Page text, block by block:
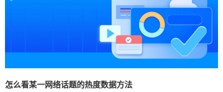
怎么看某一网络话题的热度数据方法